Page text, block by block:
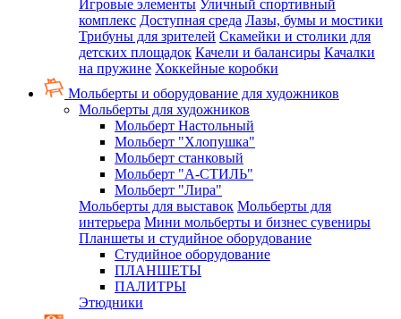
Игровые элементы Уличный спортивный
комплекс Доступная среда Лазы, бумы и мостики
Трибуны для зрителей Скамейки и столики для
детских площадок Качели и балансиры Качалки
на пружине Хоккейные коробки
Мольберты и оборудование для художников
Мольберты для художников
Мольберт Настольный
Мольберт "Хлопушка"
Мольберт станковый
Мольберт "А-СТИЛЬ"
Мольберт "Лира"
Мольберты для выставок Мольберты для
интерьера Мини мольберты и бизнес сувениры
Планшеты и студийное оборудование
Студийное оборудование
ПЛАНШЕТЫ
ПАЛИТРЫ
Этюдники